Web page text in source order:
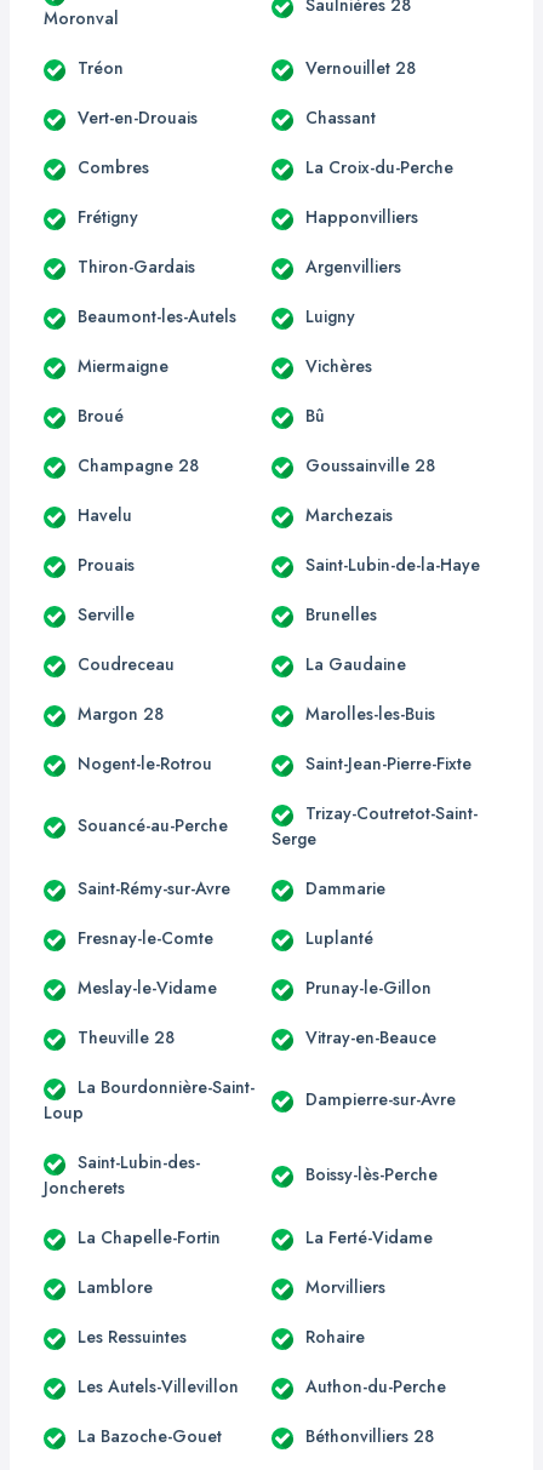
Moronval
Saulnières 28
Tréon Vernouillet 28
Vert-en-Drouais Chassant
Combres La Croix-du-Perche
Frétigny Happonvilliers
Thiron-Gardais Argenvilliers
Beaumont-les-Autels Luigny
Miermaigne Vichères
Broué Bû
Champagne 28 Goussainville 28
Havelu Marchezais
Prouais Saint-Lubin-de-la-Haye
Serville Brunelles
Coudreceau La Gaudaine
Margon 28 Marolles-les-Buis
Nogent-le-Rotrou Saint-Jean-Pierre-Fixte
Souancé-au-Perche
Trizay-Coutretot-Saint-
Serge
Saint-Rémy-sur-Avre Dammarie
Fresnay-le-Comte Luplanté
Meslay-le-Vidame Prunay-le-Gillon
Theuville 28 Vitray-en-Beauce
La Bourdonnière-Saint-
Loup
Dampierre-sur-Avre
Saint-Lubin-des-
Joncherets
Boissy-lès-Perche
La Chapelle-Fortin La Ferté-Vidame
Lamblore Morvilliers
Les Ressuintes Rohaire
Les Autels-Villevillon Authon-du-Perche
La Bazoche-Gouet Béthonvilliers 28